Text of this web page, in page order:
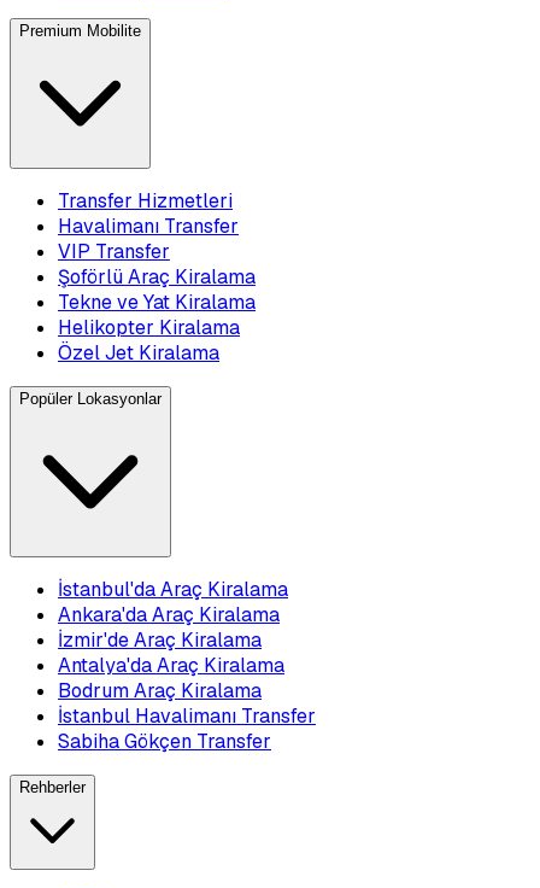
Premium Mobilite
Transfer Hizmetleri
Havalimanı Transfer
VIP Transfer
Şoförlü Araç Kiralama
Tekne ve Yat Kiralama
Helikopter Kiralama
Özel Jet Kiralama
Popüler Lokasyonlar
İstanbul'da Araç Kiralama
Ankara'da Araç Kiralama
İzmir'de Araç Kiralama
Antalya'da Araç Kiralama
Bodrum Araç Kiralama
İstanbul Havalimanı Transfer
Sabiha Gökçen Transfer
Rehberler